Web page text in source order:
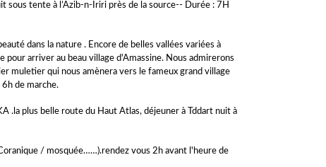
tente à l’Azib-n-Iriri près de la source-- Durée : 7H
dans la nature . Encore de belles vallées variées à
arriver au beau village d'Amassine. Nous admirerons
muletier qui nous amènera vers le fameux grand village
de marche.
.la plus belle route du Haut Atlas, déjeuner à Tddart nuit à
/ mosquée……).rendez vous 2h avant l'heure de